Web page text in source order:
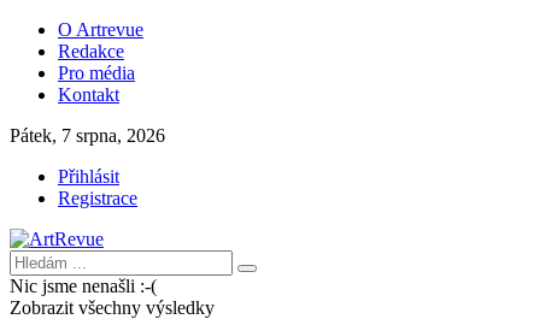
O Artrevue
Redakce
Pro média
Kontakt
Pátek, 7 srpna, 2026
Přihlásit
Registrace
Nic jsme nenašli :-(
Zobrazit všechny výsledky